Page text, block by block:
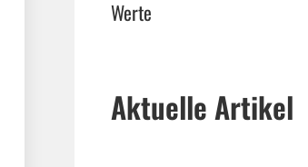
Werte
Aktuelle Artikel